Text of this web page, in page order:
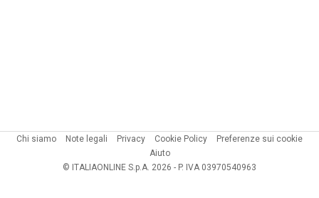
Chi siamo Note legali Privacy Cookie Policy
Preferenze sui cookie
Aiuto
© ITALIAONLINE S.p.A. 2026 - P. IVA 03970540963